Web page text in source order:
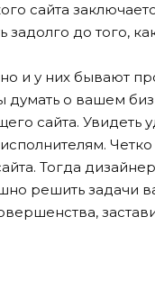
сайта
задолго до того,
и у них бывают
о вашем
сайта. Увидеть
Четко
Тогда
решить задачи